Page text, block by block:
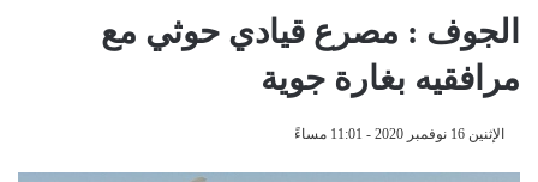
الجوف : مصرع قيادي حوثي مع
مرافقيه بغارة جوية
الإثنين 16 نوفمبر 2020 - 11:01 مساءً